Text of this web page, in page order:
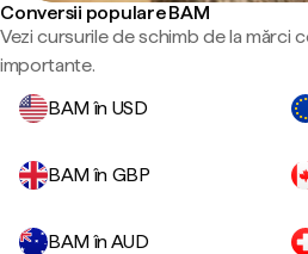
Conversii populare BAM
Vezi cursurile de schimb de la mărci
importante.
BAM în USD
BAM în GBP
BAM în AUD